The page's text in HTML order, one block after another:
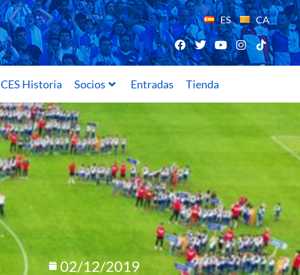
ES CA
CES Historia Socios Entradas Tienda
02/12/2019